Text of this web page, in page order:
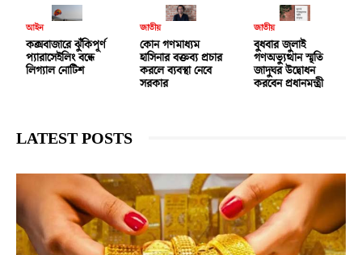
আইন
কক্সবাজারে ঝুঁকিপূর্ণ
প্যারাসেইলিং বন্ধে
লিগ্যাল নোটিশ
জাতীয়
কোন গণমাধ্যম
হাসিনার বক্তব্য প্রচার
করলে ব্যবস্থা নেবে
সরকার
জাতীয়
বুধবার জুলাই
গণঅভ্যুত্থান স্মৃতি
জাদুঘর উদ্বোধন
করবেন প্রধানমন্ত্রী
LATEST POSTS